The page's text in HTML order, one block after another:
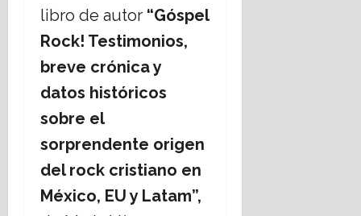
libro de autor “Góspel
Rock! Testimonios,
breve crónica y
datos históricos
sobre el
sorprendente origen
del rock cristiano en
México, EU y Latam”,